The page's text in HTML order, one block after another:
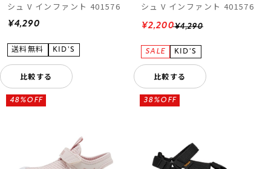
シュ V インファント 401576
¥4,290
比較する
シュ V インファント 401576
¥4,290
¥2,200
比較する
48%OFF 38%OFF